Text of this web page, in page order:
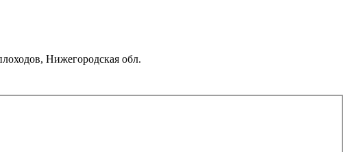
Нижегородская обл.